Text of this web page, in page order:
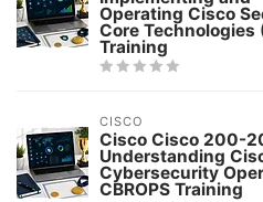
Operating Cisco
Core Technologies
Training
CISCO
Cisco Cisco 200-
Understanding
Cybersecurity
CBROPS Training